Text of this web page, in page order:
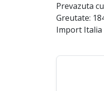
Prevazuta
Greutate:
Import Italia